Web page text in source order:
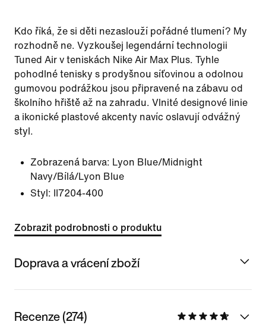
Kdo říká, že si děti nezaslouží pořádné tlumení? My
rozhodně ne. Vyzkoušej legendární technologii
Tuned Air v teniskách Nike Air Max Plus. Tyhle
pohodlné tenisky s prodyšnou síťovinou a odolnou
gumovou podrážkou jsou připravené na zábavu od
školního hřiště až na zahradu. Vlnité designové linie
a ikonické plastové akcenty navíc oslavují odvážný
styl.
Zobrazená barva: Lyon Blue/Midnight
Navy/Bílá/Lyon Blue
Styl:
II7204-400
Zobrazit podrobnosti o produktu
Doprava a vrácení zboží
Recenze (274)